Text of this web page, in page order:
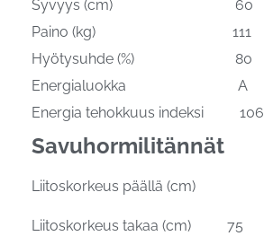
Syvyys (cm) 60
Paino (kg) 111
Hyötysuhde (%) 80
Energialuokka A
Energia tehokkuus indeksi 106
Savuhormilitännät
Liitoskorkeus päällä (cm)
Liitoskorkeus takaa (cm) 75